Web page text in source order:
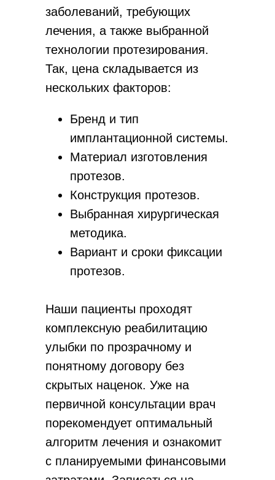
заболеваний, требующих
лечения, а также выбранной
технологии протезирования.
Так, цена складывается из
нескольких факторов:
Бренд и тип
имплантационной системы.
Материал изготовления
протезов.
Конструкция протезов.
Выбранная хирургическая
методика.
Вариант и сроки фиксации
протезов.
Наши пациенты проходят
комплексную реабилитацию
улыбки по прозрачному и
понятному договору без
скрытых наценок. Уже на
первичной консультации врач
порекомендует оптимальный
алгоритм лечения и ознакомит
с планируемыми финансовыми